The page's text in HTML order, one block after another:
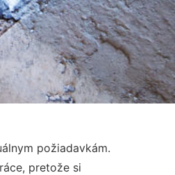
požiadavkám.
pretože si